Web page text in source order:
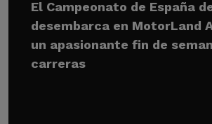
El Campeonato de España
desembarca en MotorLand
un apasionante fin de
carreras